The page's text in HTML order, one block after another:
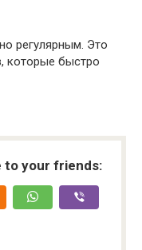
регулярным. Это
которые быстро
to your friends: